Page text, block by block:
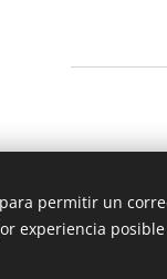
permitir un
experiencia